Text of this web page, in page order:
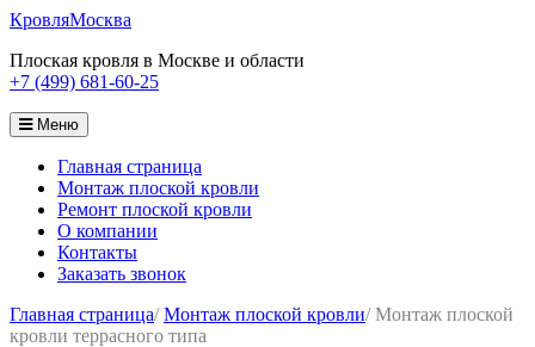
КровляМосква
Плоская кровля в Москве и области
+7 (499) 681-60-25
Меню
Главная страница
Монтаж плоской кровли
Ремонт плоской кровли
О компании
Контакты
Заказать звонок
Главная страница/Монтаж плоской кровли/Монтаж плоской
кровли террасного типа